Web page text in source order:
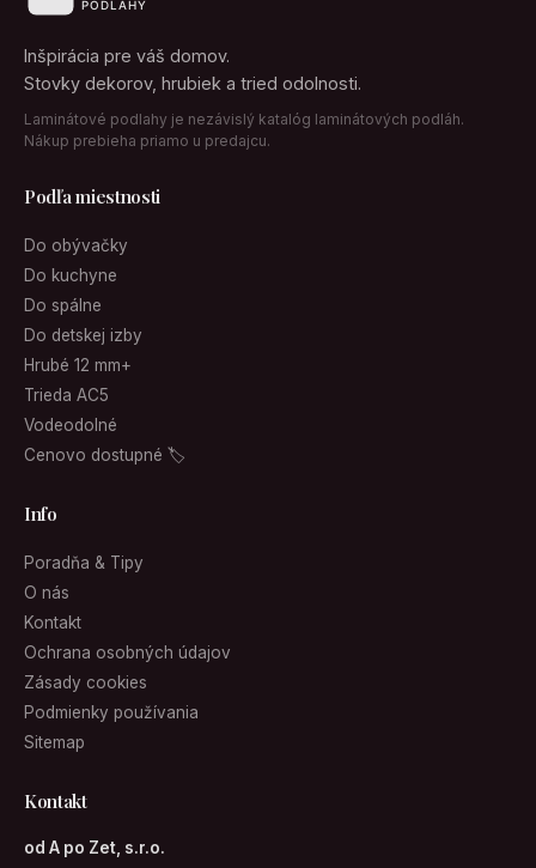
Inšpirácia pre váš domov.
Stovky dekorov, hrubiek a tried odolnosti.
Laminátové podlahy je nezávislý katalóg laminátových podláh.
Nákup prebieha priamo u predajcu.
Podľa miestnosti
Do obývačky
Do kuchyne
Do spálne
Do detskej izby
Hrubé 12 mm+
Trieda AC5
Vodeodolné
Cenovo dostupné 🏷
Info
Poradňa & Tipy
O nás
Kontakt
Ochrana osobných údajov
Zásady cookies
Podmienky používania
Sitemap
Kontakt
od A po Zet, s.r.o.